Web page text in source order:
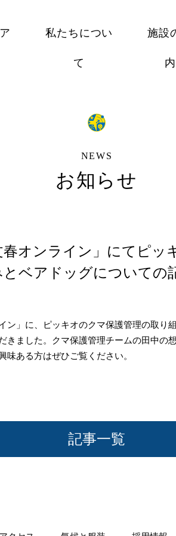
私たちについ
て
施設
内
NEWS
お知らせ
春オンライン」にてピッ
ベアドッグについての
ン」に、ピッキオのクマ保護管理の取り
きました。クマ保護管理チームの田中の
味ある方はぜひご覧ください。
記事一覧